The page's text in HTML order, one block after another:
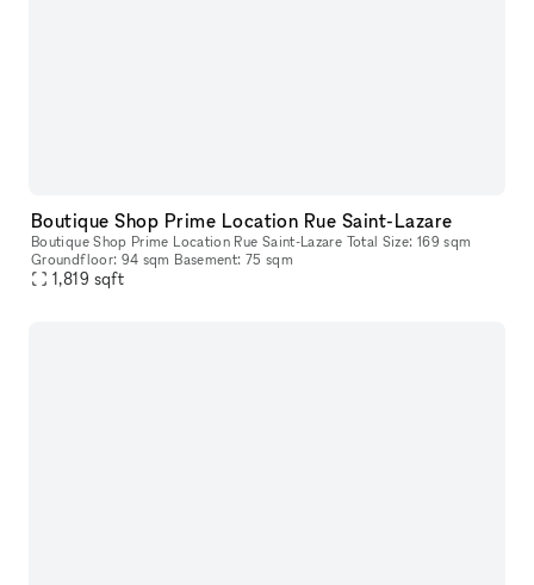
Boutique Shop Prime Location Rue Saint-Lazare
Boutique Shop Prime Location Rue Saint-Lazare Total Size: 169 sqm
Groundfloor: 94 sqm Basement: 75 sqm
1,819 sqft